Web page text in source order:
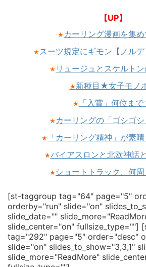
【UP】
★ カーリング漫画を集
★スーツ規定にギモン【ノルデ
★ リュージュとスケルト
★新種目★女子モノ
★ 「入賞」何位まで
★ カーリングの「ゴシゴシ
★ 「カーリング精神」が素
★バイアスロンと北欧神話
★ ショートトラック、何周
[st-taggroup tag="64" page="5"
orderby="run" slide="on"
slide_date=""
slide_center="on" fullsize_type=""]
tag="292" page="5" order="desc"
slide="on" slides_to_show="3,3,1"
slide_more="ReadMore"